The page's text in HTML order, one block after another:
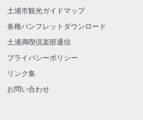
土浦市観光ガイドマップ
各種パンフレットダウンロード
土浦満喫倶楽部通信
プライバシーポリシー
リンク集
お問い合わせ